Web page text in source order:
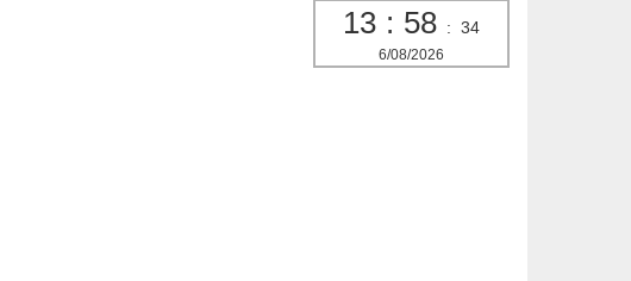
13 : 58 : 35
6/08/2026